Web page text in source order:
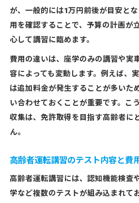
が、一般的には1万円前後が目安と
用を確認することで、予算の計画が
心して講習に臨めます。
費用の違いは、座学のみの講習や実
容によっても変動します。例えば、
は追加料金が発生することが多いた
い合わせておくことが重要です。こ
収集は、免許取得を目指す高齢者に
ん。
高齢者運転講習のテスト内容と費
高齢者運転講習には、認知機能検査
学など複数のテストが組み込まれて